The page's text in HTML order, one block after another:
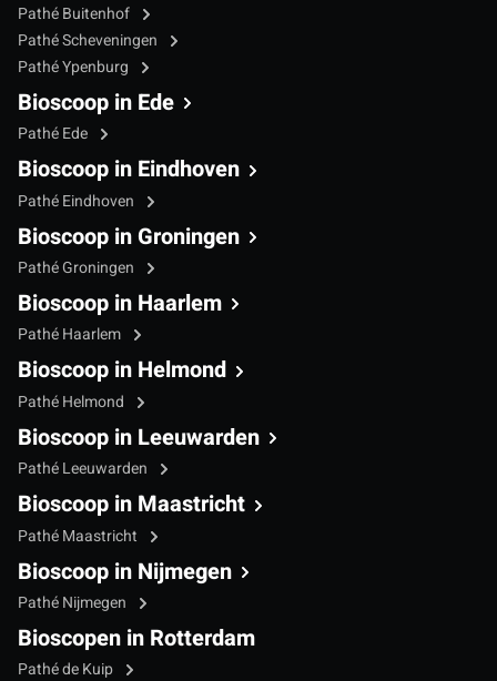
Pathé Buitenhof
Pathé Scheveningen
Pathé Ypenburg
Bioscoop in Ede
Pathé Ede
Bioscoop in Eindhoven
Pathé Eindhoven
Bioscoop in Groningen
Pathé Groningen
Bioscoop in Haarlem
Pathé Haarlem
Bioscoop in Helmond
Pathé Helmond
Bioscoop in Leeuwarden
Pathé Leeuwarden
Bioscoop in Maastricht
Pathé Maastricht
Bioscoop in Nijmegen
Pathé Nijmegen
Bioscopen in Rotterdam
Pathé de Kuip